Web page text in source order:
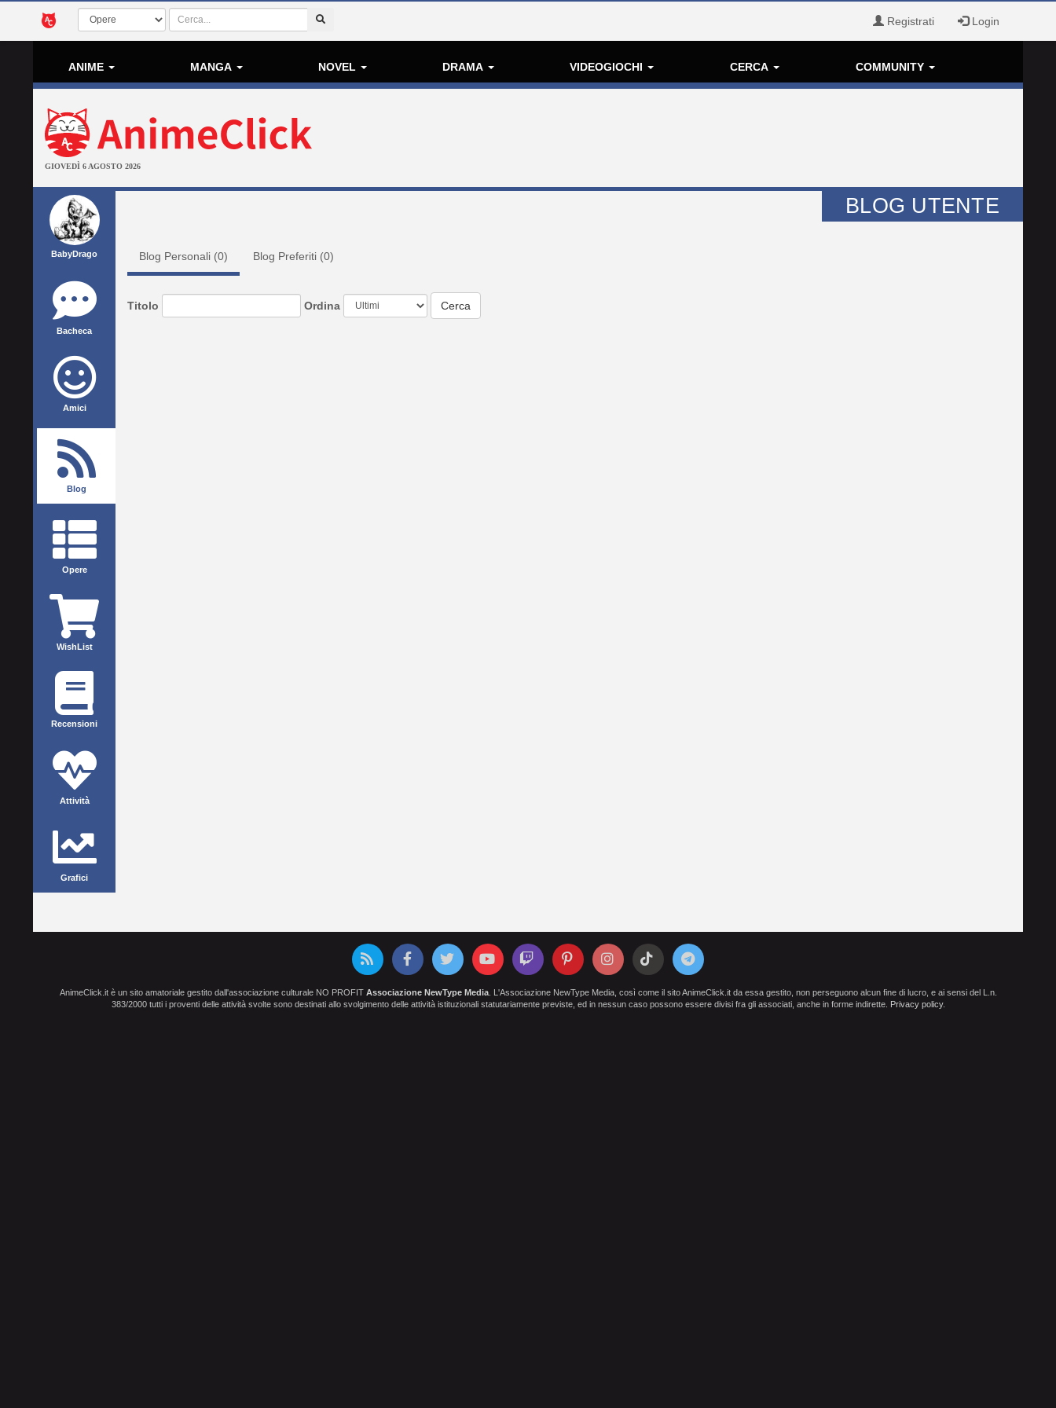
Registrati Login
ANIME MANGA NOVEL DRAMA VIDEOGIOCHI CERCA COMMUNITY
GIOVEDÌ 6 AGOSTO 2026
BabyDrago
Bacheca
Amici
Blog
Opere
WishList
Recensioni
Attività
Grafici
BLOG UTENTE
Blog Personali (0) Blog Preferiti (0)
Titolo Ordina
AnimeClick.it è un sito amatoriale gestito dall'associazione culturale NO PROFIT Associazione NewType Media. L'Associazione NewType Media, così come il sito AnimeClick.it da essa gestito, non perseguono alcun fine di lucro, e ai sensi del L.n.
383/2000 tutti i proventi delle attività svolte sono destinati allo svolgimento delle attività istituzionali statutariamente previste, ed in nessun caso possono essere divisi fra gli associati, anche in forme indirette. Privacy policy.